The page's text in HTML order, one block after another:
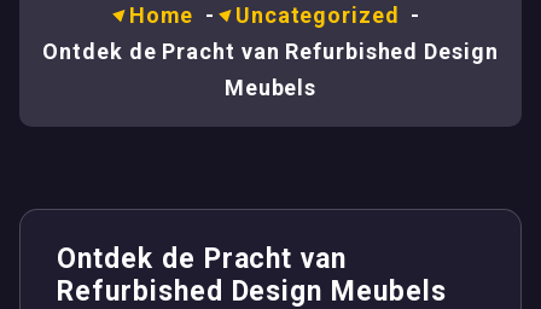
Home - Uncategorized -
Ontdek de Pracht van Refurbished Design
Meubels
Ontdek de Pracht van
Refurbished Design Meubels